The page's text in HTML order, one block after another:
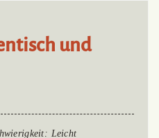
und
: Leicht